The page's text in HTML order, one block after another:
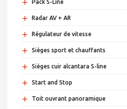
Pack S-Line
+ Radar AV + AR
+ Régulateur de vitesse
+ Sièges sport et chauffants
+ Sièges cuir alcantara S-line
+ Start and Stop
+ Toit ouvrant panoramique